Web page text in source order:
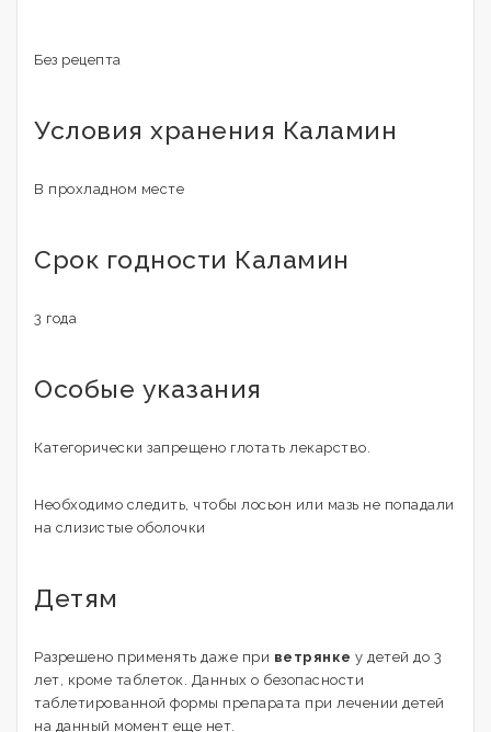
Без рецепта
Условия хранения Каламин
В прохладном месте
Срок годности Каламин
3 года
Особые указания
Категорически запрещено глотать лекарство.
Необходимо следить, чтобы лосьон или мазь не попадали
на слизистые оболочки
Детям
Разрешено применять даже при ветрянке у детей до 3
лет, кроме таблеток. Данных о безопасности
таблетированной формы препарата при лечении детей
на данный момент еще нет.